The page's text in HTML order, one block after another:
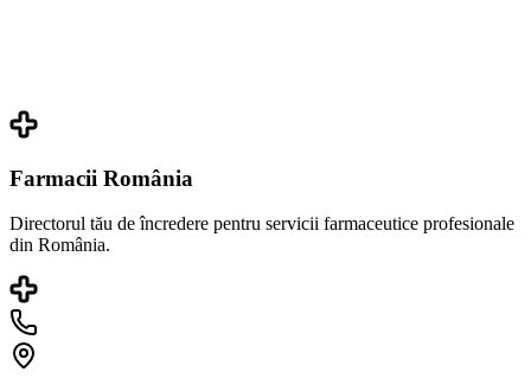
Farmacii România
Directorul tău de încredere pentru servicii farmaceutice profesionale
din România.